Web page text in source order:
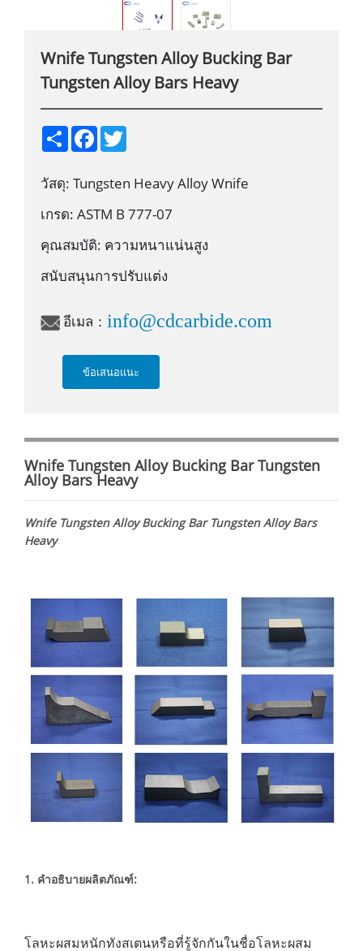
Wnife Tungsten Alloy Bucking Bar
Tungsten Alloy Bars Heavy
S
h
e
F
b
o
o
k
T
t
r
วัสดุ: Tungsten Heavy Alloy Wnife
เกรด: ASTM B 777-07
คุณสมบัติ: ความหนาแน่นสูง
สนับสนุนการปรับแต่ง
อีเมล： info@cdcarbide.com
ข้อเสนอแนะ
Wnife Tungsten Alloy Bucking Bar Tungsten
Alloy Bars Heavy
Wnife Tungsten Alloy Bucking Bar Tungsten Alloy Bars
Heavy
1. คำอธิบายผลิตภัณฑ์:
โลหะผสมหนักทังสเตนหรือที่รู้จักกันในชื่อโลหะผสม